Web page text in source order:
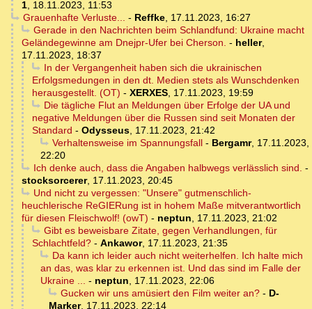
1, 18.11.2023, 11:53
Grauenhafte Verluste... - Reffke, 17.11.2023, 16:27
Gerade in den Nachrichten beim Schlandfund: Ukraine macht
Geländegewinne am Dnejpr-Ufer bei Cherson. - heller,
17.11.2023, 18:37
In der Vergangenheit haben sich die ukrainischen
Erfolgsmedungen in den dt. Medien stets als Wunschdenken
herausgestellt. (OT) - XERXES, 17.11.2023, 19:59
Die tägliche Flut an Meldungen über Erfolge der UA und
negative Meldungen über die Russen sind seit Monaten der
Standard - Odysseus, 17.11.2023, 21:42
Verhaltensweise im Spannungsfall- Bergamr, 17.11.2023,
22:20
Ich denke auch, dass die Angaben halbwegs verlässlich sind. -
stocksorcerer, 17.11.2023, 20:45
Und nicht zu vergessen: "Unsere" gutmenschlich-
heuchlerische ReGIERung ist in hohem Maße mitverantwortlich
für diesen Fleischwolf! (owT) - neptun, 17.11.2023, 21:02
Gibt es beweisbare Zitate, gegen Verhandlungen, für
Schlachtfeld? - Ankawor, 17.11.2023, 21:35
Da kann ich leider auch nicht weiterhelfen. Ich halte mich
an das, was klar zu erkennen ist. Und das sind im Falle der
Ukraine ... - neptun, 17.11.2023, 22:06
Gucken wir uns amüsiert den Film weiter an?- D-
Marker, 17.11.2023, 22:14